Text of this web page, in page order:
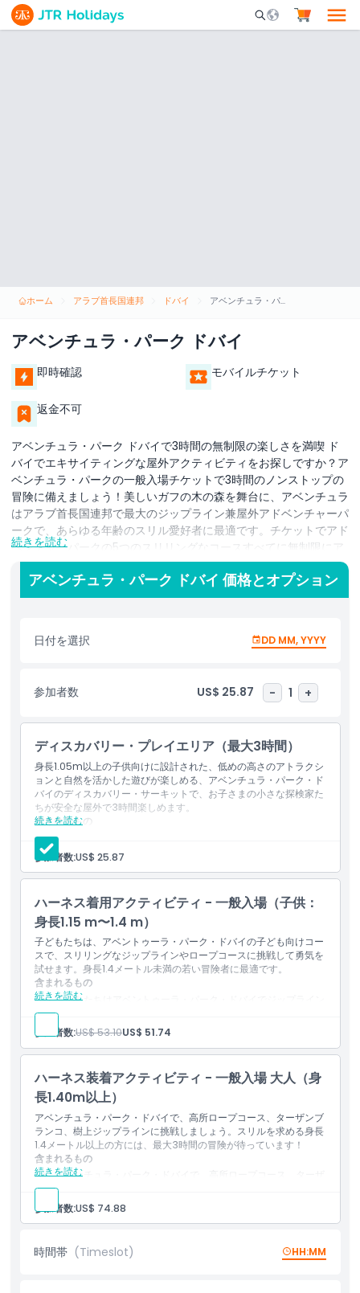
Mobile Search
ホーム アラブ首長国連邦 ドバイ アベンチュラ・パーク ドバイ
アベンチュラ・パーク ドバイ
即時確認 モバイルチケット
返金不可
アベンチュラ・パーク ドバイで3時間の無制限の楽しさを満喫 ド
バイでエキサイティングな屋外アクティビティをお探しですか？ア
ベンチュラ・パークの一般入場チケットで3時間のノンストップの
冒険に備えましょう！美しいガフの木の森を舞台に、アベンチュラ
はアラブ首長国連邦で最大のジップライン兼屋外アドベンチャーパ
ークで、あらゆる年齢のスリル愛好者に最適です。チケットでアド
ベンチャーパークの5つのスリリングなコースすべてに無制限にア
クセスできます（リープ・オブ・フェイスを除く）。ジップライ
ン、高所ロープ障害、ターザンスイングを含む80以上の刺激的な
チャレンジがあり、誰もが楽しめます。コースは楽しさと安全性を
1.4メートル以上の来場者は大人、未満は子供と見なされます。樹
冠を滑空したり、ロープブリッジを攻略したり、美しい自然環境を
す。チームビルディング用の専用エリアや自然散策路があるため、
家族連れや友人、企業のチームビルディングイベントにも最適で
ハイライト
子供／大人ポリシー
除外事項
営業時間
注意事項
場所
服装規定
キャンセルポリシー
続きを読む
アベンチュラ・パーク ドバイ 価格とオプション
日付を選択 DD MM, YYYY
参加者数 US$ 25.87 - 1 +
ディスカバリー・プレイエリア（最大3時間）
身長1.05m以上の子供向けに設計された、低めの高さのアトラクシ
ョンと自然を活かした遊びが楽しめる、アベンチュラ・パーク・ド
バイのディスカバリー・サーキットで、お子さまの小さな探検家た
ちが安全な屋外で3時間楽しめます。
続きを読む
含まれるもの
お子さまの小さな探検家たちがアベンチュラ・パーク・ドバイ
で3時間の屋外の楽しみを満喫できます。
ディスカバリー・サーキットは身長1.05m以上の子供を対象と
した、低めの高さのチャレンジと自然を取り入れた遊びを提供
参加者数:US$ 25.87
ハーネス着用アクティビティ - 一般入場（子供：
身長1.15 m〜1.4 m）
子どもたちは、アベントゥーラ・パーク・ドバイの子ども向けコー
スで、スリリングなジップラインやロープコースに挑戦して勇気を
試せます。身長1.4メートル未満の若い冒険者に最適です。
続きを読む
含まれるもの
子どもたちはアベントゥーラ・パーク・ドバイでジップライン
やロープコースに挑戦して勇気を試せます。
子ども向けコースは身長1.15メートルから1.4メートルの子ども
に適しています。
参加者数:US$ 53.10US$ 51.74
ハーネス装着アクティビティ - 一般入場 大人（身
長1.40m以上）
アベンチュラ・パーク・ドバイで、高所ロープコース、ターザンブ
ランコ、樹上ジップラインに挑戦しましょう。スリルを求める身長
1.4メートル以上の方には、最大3時間の冒険が待っています！
続きを読む
含まれるもの
アベンチュラ・パーク・ドバイで、高所ロープコース、ターザ
ンブランコ、樹上ジップラインに挑戦してください。
身長1.4メートル以上の方は、最大3時間の冒険をお楽しみいた
だけます。
参加者数:US$ 74.88
時間帯 (Timeslot) HH:MM